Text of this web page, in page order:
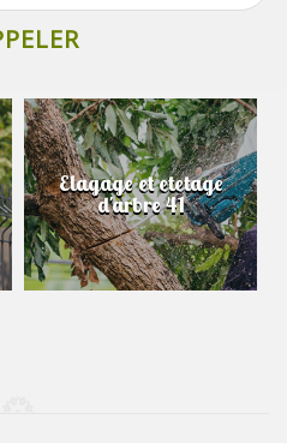
Elagage et etetage
d'arbre 41